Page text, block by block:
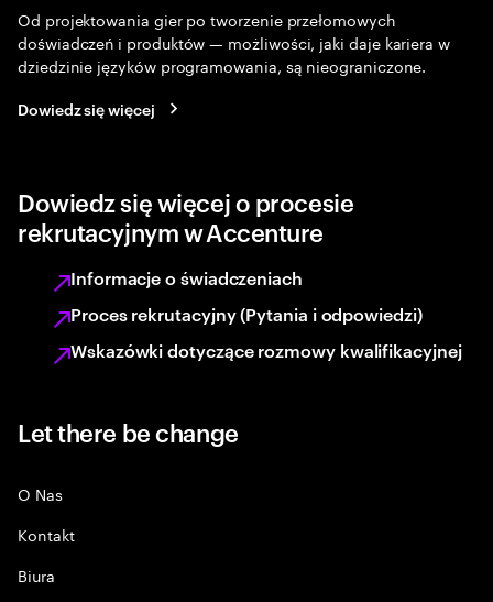
Od projektowania gier po tworzenie przełomowych
doświadczeń i produktów — możliwości, jaki daje kariera w
dziedzinie języków programowania, są nieograniczone.
Dowiedz się więcej
Dowiedz się więcej o procesie
rekrutacyjnym w Accenture
Informacje o świadczeniach
Proces rekrutacyjny (Pytania i odpowiedzi)
Wskazówki dotyczące rozmowy kwalifikacyjnej
Let there be change
O Nas
Kontakt
Biura